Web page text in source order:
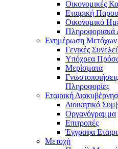
Οικονομικές
Εταιρική
Οικονομικό
Πληροφοριακά
Ενημέρωση Μετόχων
Γενικές
Υπόχρεα
Μερίσματα
Πληροφορίες
Εταιρική
Διοικητικό
Οργανόγραμμα
Επιτροπές
Έγγραφα
Μετοχή